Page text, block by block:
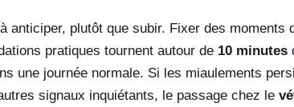
anticiper, plutôt que subir. Fixer des moments
pratiques tournent autour de 10 minutes
une journée normale. Si les miaulements
signaux inquiétants, le passage chez le